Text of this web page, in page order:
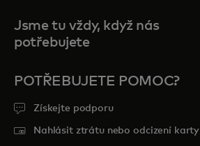
Jsme tu vždy, když nás
potřebujete
POTŘEBUJETE POMOC?
Získejte podporu
Nahlásit ztrátu nebo odcizení karty